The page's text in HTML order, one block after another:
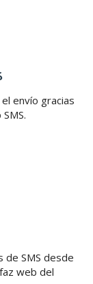
envío gracias
SMS desde
web del